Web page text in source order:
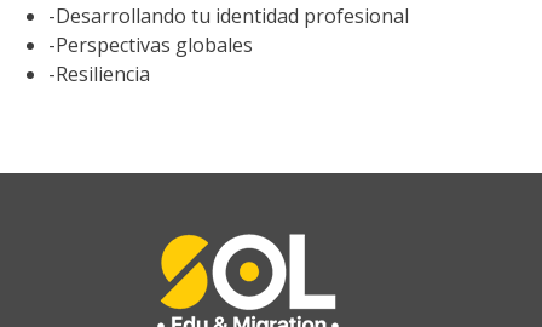
-Desarrollando tu identidad profesional
-Perspectivas globales
-Resiliencia